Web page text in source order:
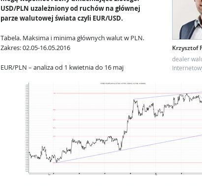
Krzysztof
dealer
USD/PLN uzależniony od ruchów na głównej
parze walutowej świata czyli EUR/USD.
Tabela. Maksima i minima głównych walut w PLN.
Zakres: 02.05-16.05.2016
EUR/PLN – analiza od 1 kwietnia do 16 maj